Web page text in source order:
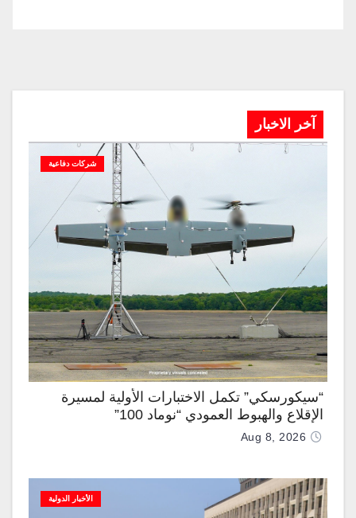
آخر الاخبار
شركات دفاعية
“سيكورسكي” تكمل الاختبارات الأولية لمسيرة
الإقلاع والهبوط العمودي “نوماد 100”
Aug 8, 2026
الأخبار الدولية